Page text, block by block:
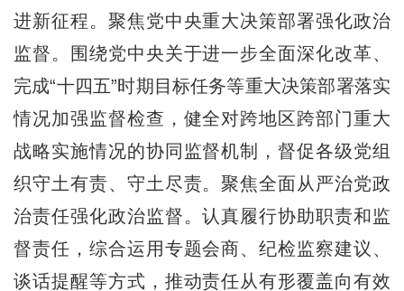
进新征程。聚焦党中央重大决策部署强化政治
监督。围绕党中央关于进一步全面深化改革、
完成“十四五”时期目标任务等重大决策部署落实
情况加强监督检查，健全对跨地区跨部门重大
战略实施情况的协同监督机制，督促各级党组
织守土有责、守土尽责。聚焦全面从严治党政
治责任强化政治监督。认真履行协助职责和监
督责任，综合运用专题会商、纪检监察建议、
谈话提醒等方式，推动责任从有形覆盖向有效